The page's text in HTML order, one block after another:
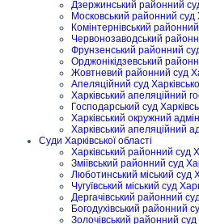
Дзержинський районний
Московський районний суд
Комінтернівський
Червонозаводський
Фрунзенський районний
Орджонікідзевський
Жовтневий районний суд
Апеляційний суд
Харківський апеляційний
Господарський суд
Харківський окружний
Харківський апеляційний
Суди Харківської області
Харківський районний суд
Зміївський районний суд
Люботинський міський суд
Чугуївський міський суд
Дергачівський районний
Богодухівський районний
Золочівський районний суд